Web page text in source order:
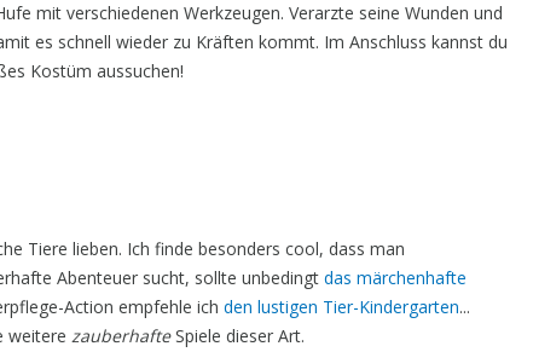
mit verschiedenen Werkzeugen. Verarzte seine Wunden und
es schnell wieder zu Kräften kommt. Im Anschluss kannst du
Kostüm aussuchen!
Tiere lieben. Ich finde besonders cool, dass man
Abenteuer sucht, sollte unbedingt das märchenhafte
Action empfehle ich den lustigen Tier-Kindergarten...
weitere zauberhafteSpiele dieser Art.